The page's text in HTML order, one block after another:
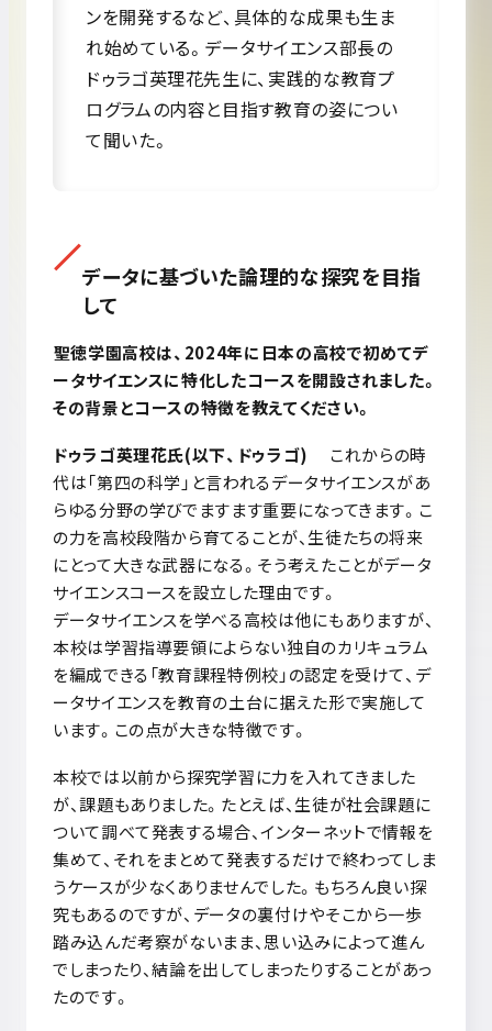
ンを開発するなど、具体的な成果も生ま
れ始めている。データサイエンス部長の
ドゥラゴ英理花先生に、実践的な教育プ
ログラムの内容と目指す教育の姿につい
て聞いた。
データに基づいた論理的な探究を目指
して
聖徳学園高校は、 2024年に日本の高校で初めてデ
ータサイエンスに特化したコースを開設されました。
その背景とコースの特徴を教えてください。
ドゥラゴ英理花氏(以下、ドゥラゴ) これからの時
代は「第四の科学」と言われるデータサイエンスがあ
らゆる分野の学びでますます重要になってきます。こ
の力を高校段階から育てることが、生徒たちの将来
にとって大きな武器になる。そう考えたことがデータ
サイエンスコースを設立した理由です。
データサイエンスを学べる高校は他にもありますが、
本校は学習指導要領によらない独自のカリキュラム
を編成できる「教育課程特例校」の認定を受けて、デ
ータサイエンスを教育の土台に据えた形で実施して
います。この点が大きな特徴です。
本校では以前から探究学習に力を入れてきました
が、課題もありました。たとえば、生徒が社会課題に
ついて調べて発表する場合、インターネットで情報を
集めて、それをまとめて発表するだけで終わってしま
うケースが少なくありませんでした。もちろん良い探
究もあるのですが、データの裏付けやそこから一歩
踏み込んだ考察がないまま、思い込みによって進ん
でしまったり、結論を出してしまったりすることがあっ
たのです。